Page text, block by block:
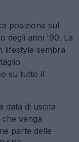
posizione sul
degli anni '90. La
lifestyle sembra
su tutto il
data di uscita
venga
parte delle